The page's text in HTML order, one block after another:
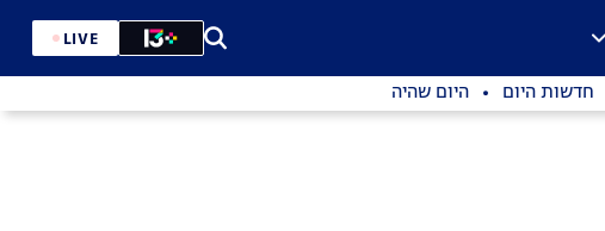
LIVE
חדשות היום היום שהיה